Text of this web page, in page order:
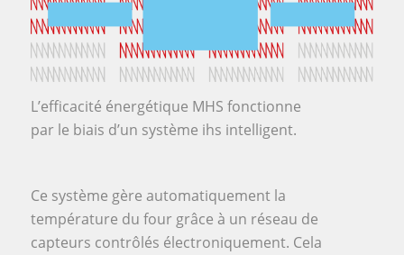
L’efficacité énergétique MHS fonctionne
par le biais d’un système ihs intelligent.
Ce système gère automatiquement la
température du four grâce à un réseau de
capteurs contrôlés électroniquement. Cela